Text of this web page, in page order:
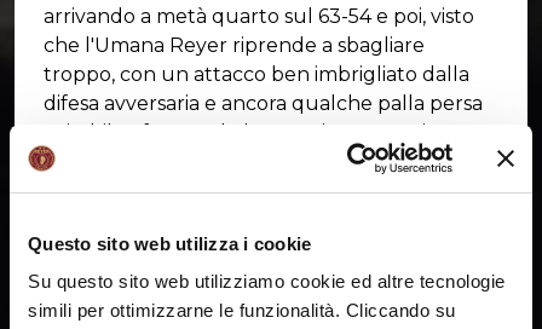
Questo sito web utilizza i cookie
Su questo sito web utilizziamo cookie ed altre tecnologie
simili per ottimizzarne le funzionalità. Cliccando su
arrivando a metà quarto sul 63-54 e poi, visto
che l'Umana Reyer riprende a sbagliare
troppo, con un attacco ben imbrigliato dalla
difesa avversaria e ancora qualche palla persa
evitabile, sfruttando la maggiore energia e
reattività gli ucraini toccano il +16 (71-55) al
28'30”, con una piccola reazione (0-6) di Watt e
Nonostante il primo canestro del quarto
conclusivo sia una schiacciata di Ray da palla
recuperata, il Prometey aggiorna il massimo